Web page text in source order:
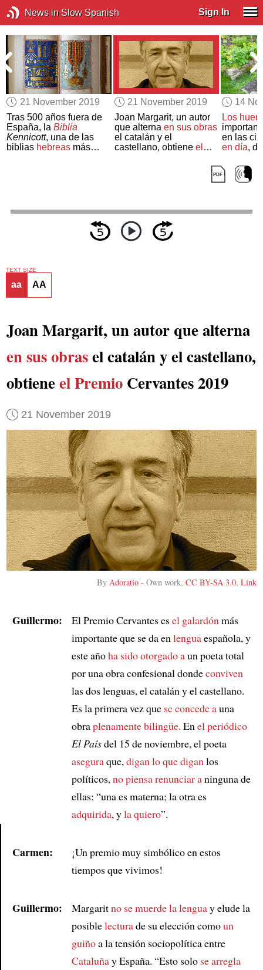
News in Slow Spanish Sign In
21 November 2019
Tras 500 años fuera de
España, laBiblia
Kennicott, una de las
biblias hebreas más
21 November 2019
Joan Margarit, un autor
que alterna en sus obras
el catalán y el
castellano, obtiene el
14
Los
en las
en día,
mundial
Article
TEXT SIZE
aa AA
Joan Margarit, un autor que alterna
en sus obrasel catalán y el castellano,
obtieneel PremioCervantes 2019
21 November 2019
By Adoratio -Own work,CC BY-SA 3.0,Link
Guillermo: El Premio Cervantes esel galardón más
importante que se da en lenguaespañola, y
este añoha sido otorgado aun poeta total
por una obra confesional dondeconviven
las dos lenguas, el catalán y el castellano.
Es la primera vez que se concede auna
obraplenamente bilingüe. En el periódico
El Paísdel 15 de noviembre, el poeta
aseguraque, digan lo que digan los
políticos, no piensa renunciar aninguna de
ellas: “una es materna; la otra es
adquirida, yla quiero”.
Carmen:
¡Un premio muy simbólico en estos
tiempos que vivimos!
Guillermo: Margaritno se muerde la lenguay elude la
posiblelecturade su elección comoun
guiñoa la tensión sociopolítica entre
Cataluñay España. “Esto solo se arregla